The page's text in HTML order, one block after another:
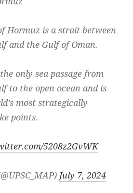
Hormuz is a strait between
and the Gulf of Oman.
only sea passage from
to the open ocean and is
most strategically
points.
5208z2GvWK
July 7, 2024